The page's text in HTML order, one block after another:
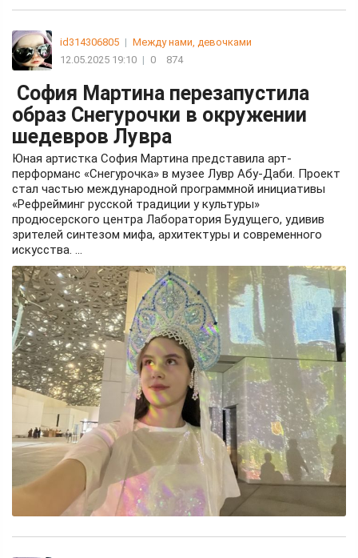
id314306805 | Между нами, девочками
12.05.2025 19:10 | 0 874
София Мартина перезапустила
образ Снегурочки в окружении
шедевров Лувра
Юная артистка София Мартина представила арт-
перформанс «Снегурочка» в музее Лувр Абу-Даби. Проект
стал частью международной программной инициативы
«Рефрейминг русской традиции у культуры»
продюсерского центра Лаборатория Будущего, удивив
зрителей синтезом мифа, архитектуры и современного
искусства. ...